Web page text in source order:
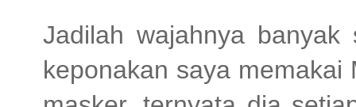
Jadilah wajahnya
keponakan saya